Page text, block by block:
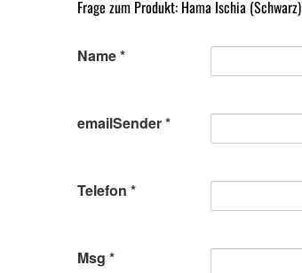
Frage zum Produkt: Hama Ischia (Schwarz)
Name
emailSender
Telefon
Msg